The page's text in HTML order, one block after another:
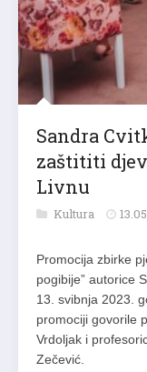
Sandra
zaštititi
Livnu
Kultura
Promocija zbirke
pogibije” autorice
13. svibnja 2023.
promociji govorile
Vrdoljak i
Zečević.